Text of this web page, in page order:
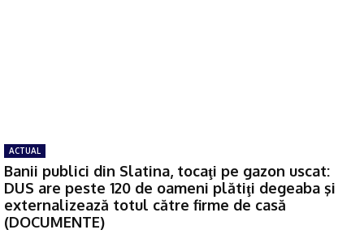
ACTUAL
Banii publici din Slatina, tocaţi pe gazon uscat:
DUS are peste 120 de oameni plătiţi degeaba şi
externalizează totul către firme de casă
(DOCUMENTE)